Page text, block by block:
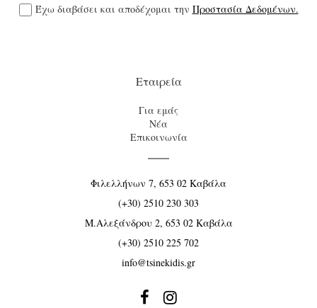
Έχω διαβάσει και αποδέχομαι την Προστασία Δεδομένων.
Εταιρεία
Για εμάς
Νέα
Επικοινωνία
Φιλελλήνων 7, 653 02 Καβάλα
(+30) 2510 230 303
Μ.Αλεξάνδρου 2, 653 02 Καβάλα
(+30) 2510 225 702
info@tsinekidis.gr
 